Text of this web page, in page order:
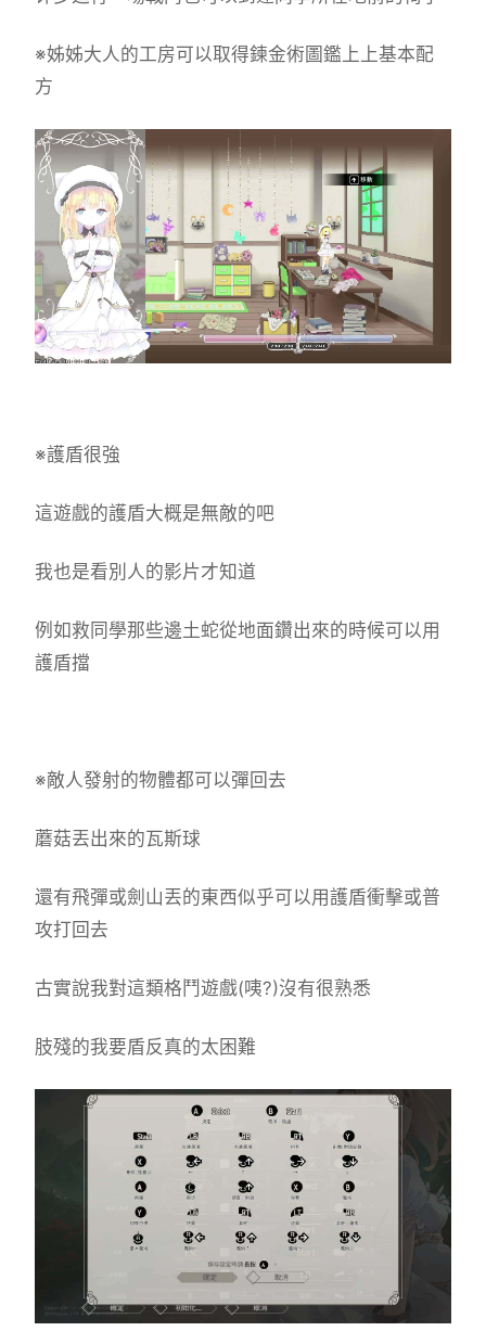
※姊姊大人的工房可以取得鍊金術圖鑑上上基本配
方
※護盾很強
這遊戲的護盾大概是無敵的吧
我也是看別人的影片才知道
例如救同學那些邊土蛇從地面鑽出來的時候可以用
護盾擋
※敵人發射的物體都可以彈回去
蘑菇丟出來的瓦斯球
還有飛彈或劍山丟的東西似乎可以用護盾衝擊或普
攻打回去
古實說我對這類格鬥遊戲(咦?)沒有很熟悉
肢殘的我要盾反真的太困難